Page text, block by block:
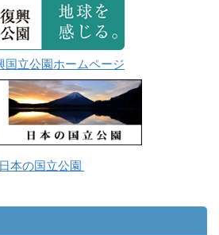
国立公園ホームページ
日本の国立公園